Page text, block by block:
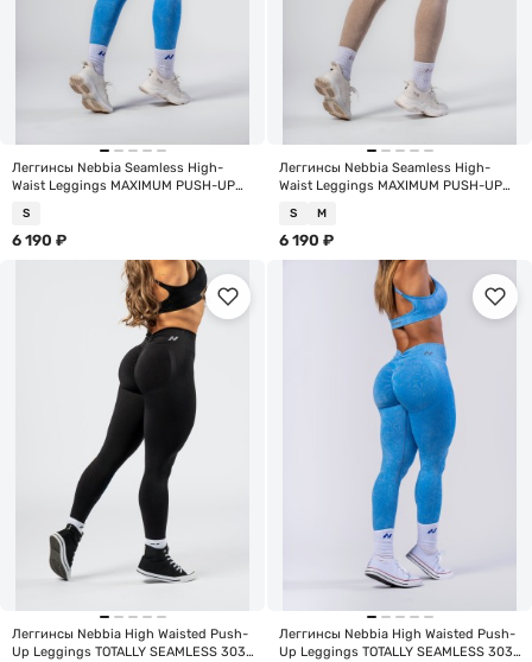
Леггинсы Nebbia Seamless High-
Waist Leggings MAXIMUM PUSH-UP
S
6 190 ₽
Леггинсы Nebbia Seamless High-
Waist Leggings MAXIMUM PUSH-UP
S M
6 190 ₽
Леггинсы Nebbia High Waisted Push-
Up Leggings TOTALLY SEAMLESS 303
Леггинсы Nebbia High Waisted Push-
Up Leggings TOTALLY SEAMLESS 303